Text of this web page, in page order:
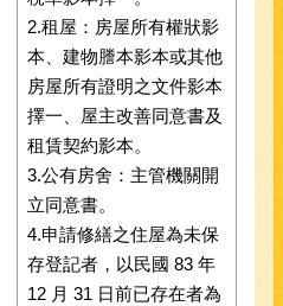
2.租屋：房屋所有權狀影
本、建物謄本影本或其他
房屋所有證明之文件影本
擇一、屋主改善同意書及
租賃契約影本。
3.公有房舍：主管機關開
立同意書。
4.申請修繕之住屋為未保
存登記者，以民國 83 年
12 月 31 日前已存在者為